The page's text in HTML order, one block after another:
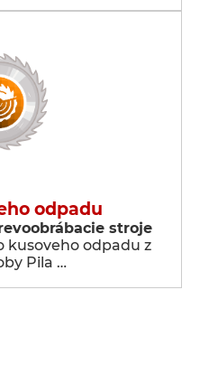
odpadu
stroje
kusoveho odpadu z
Pila …